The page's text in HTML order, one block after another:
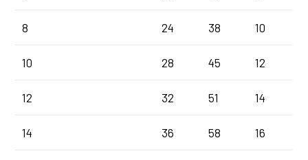
8 24 38 10
10 28 45 12
12 32 51 14
14 36 58 16